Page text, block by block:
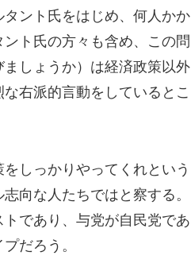
ント氏をはじめ、何人かか
ト氏の方々も含め、この問
しょうか）は経済政策以外
右派的言動をしているとこ
しっかりやってくれという
向な人たちではと察する。
であり、与党が自民党であ
だろう。